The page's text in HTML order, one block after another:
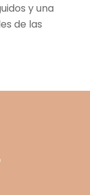
y una
de las